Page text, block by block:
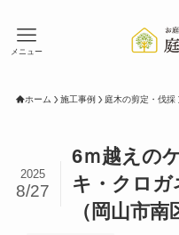
メニュー
ホーム 施工事例 庭木の剪定・伐採
6ｍ越えの
キ・クロ
（岡山市南
2025
8/27